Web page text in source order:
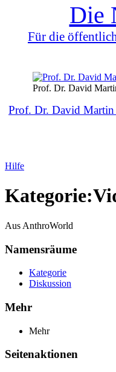
Die
Für die
Prof. Dr. David
Prof. Dr. David
Hilfe
Kategorie:
Aus AnthroWorld
Namensräume
Kategorie
Diskussion
Mehr
Mehr
Seitenaktionen